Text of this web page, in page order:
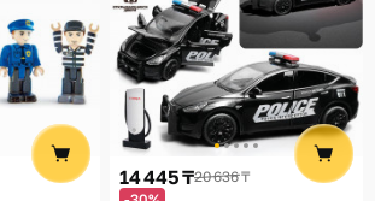
14 445 ₸20 636 ₸